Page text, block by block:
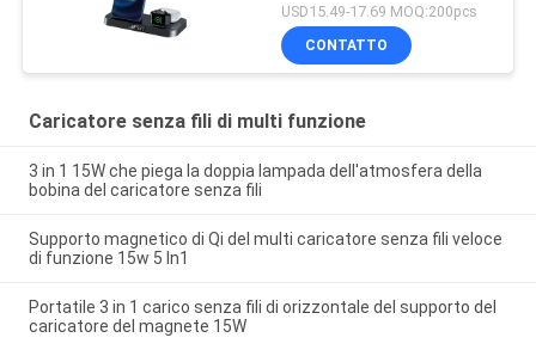
USD15.49-17.69 MOQ:200pcs
CONTATTO
Caricatore senza fili di multi funzione
3 in 1 15W che piega la doppia lampada dell'atmosfera della
bobina del caricatore senza fili
Supporto magnetico di Qi del multi caricatore senza fili veloce
di funzione 15w 5 In1
Portatile 3 in 1 carico senza fili di orizzontale del supporto del
caricatore del magnete 15W